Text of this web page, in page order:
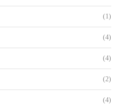
(1)
(4)
(4)
(2)
(4)